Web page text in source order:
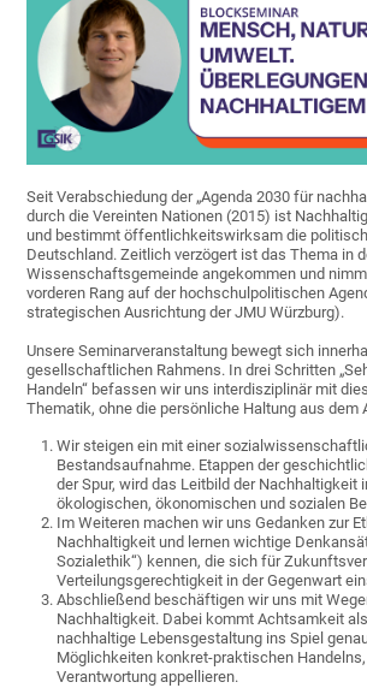
Seit Verabschiedung der „Agenda 2030 für
durch die Vereinten Nationen (2015) ist
und bestimmt öffentlichkeitswirksam die
Deutschland. Zeitlich verzögert ist das Thema in
Wissenschaftsgemeinde angekommen und
vorderen Rang auf der hochschulpolitischen
strategischen Ausrichtung der JMU Würzburg).
Unsere Seminarveranstaltung bewegt sich
gesellschaftlichen Rahmens. In drei Schritten
Handeln“ befassen wir uns interdisziplinär mit
Thematik, ohne die persönliche Haltung aus dem
Wir steigen ein mit einer
Bestandsaufnahme. Etappen der
der Spur, wird das Leitbild der Nachhaltigkeit
ökologischen, ökonomischen und sozialen
Im Weiteren machen wir uns Gedanken zur
Nachhaltigkeit und lernen wichtige
Sozialethik“) kennen, die sich für
Verteilungsgerechtigkeit in der Gegenwart
Abschließend beschäftigen wir uns mit
Nachhaltigkeit. Dabei kommt Achtsamkeit
nachhaltige Lebensgestaltung ins Spiel
Möglichkeiten konkret-praktischen
Verantwortung appellieren.